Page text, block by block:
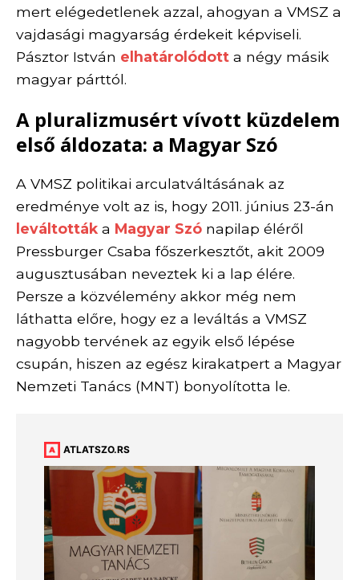
mert elégedetlenek azzal, ahogyan a VMSZ a
vajdasági magyarság érdekeit képviseli.
Pásztor István elhatárolódott a négy másik
magyar párttól.
A pluralizmusért vívott küzdelem
első áldozata: a Magyar Szó
A VMSZ politikai arculatváltásának az
eredménye volt az is, hogy 2011. június 23-án
leváltották a Magyar Szó napilap éléről
Pressburger Csaba főszerkesztőt, akit 2009
augusztusában neveztek ki a lap élére.
Persze a közvélemény akkor még nem
láthatta előre, hogy ez a leváltás a VMSZ
nagyobb tervének az egyik első lépése
csupán, hiszen az egész kirakatpert a Magyar
Nemzeti Tanács (MNT) bonyolította le.